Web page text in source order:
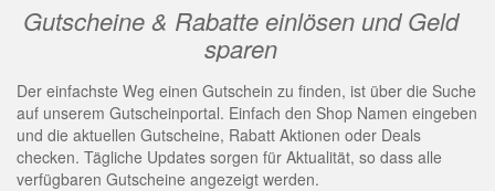
Gutscheine & Rabatte einlösen und Geld
sparen
Der einfachste Weg einen Gutschein zu finden, ist über die Suche
auf unserem Gutscheinportal. Einfach den Shop Namen eingeben
und die aktuellen Gutscheine, Rabatt Aktionen oder Deals
checken. Tägliche Updates sorgen für Aktualität, so dass alle
verfügbaren Gutscheine angezeigt werden.